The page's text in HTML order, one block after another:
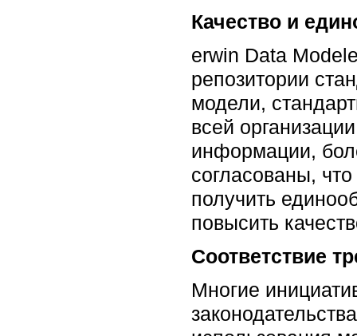
Качество и
erwin Data
репозитории
модели,
всей
информации,
согласованы,
получить
повысить
Соответствие
Многие